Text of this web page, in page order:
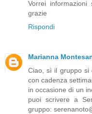
Vorrei
grazie
Rispondi
Marianna
Ciao, sì il gruppo si
con cadenza
in occasione di un
puoi scrivere a
gruppo: